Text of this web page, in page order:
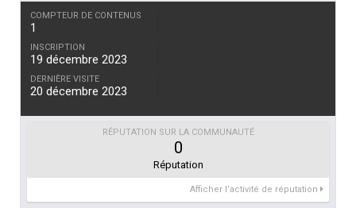
COMPTEUR DE CONTENUS
1
INSCRIPTION
19 décembre 2023
DERNIÈRE VISITE
20 décembre 2023
RÉPUTATION SUR LA COMMUNAUTÉ
0
Réputation
Afficher l’activité de réputation